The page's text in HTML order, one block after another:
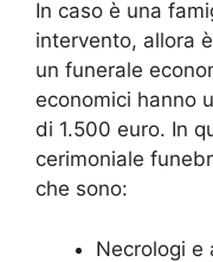
In caso è una
intervento, allora
un funerale
economici hanno
di 1.500 euro. In
cerimoniale
che sono:
Necrologi e